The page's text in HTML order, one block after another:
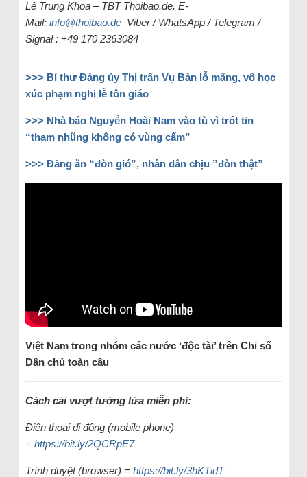
Lê Trung Khoa – TBT Thoibao.de. E-
Mail: info@thoibao.deViber / WhatsApp / Telegram /
Signal : +49 170 2363084
>>> Bí thư Đảng ủy Thị trấn Vụ Bản lỗ mãng, vô học
xúc phạm nghi lễ tôn giáo
>>> Nhà báo Nguyễn Hoài Nam vào tù vì trót tin
“tham nhũng không có vùng cấm”
>>> Đảng ăn “đòn gió”, nhân dân chịu ”đòn thật”
Việt Nam trong nhóm các nước ‘độc tài’ trên Chỉ số
Dân chủ toàn cầu
Cách cài vượt tường lửa miễn phí:
Điện thoại di động (mobile phone)
= https://bit.ly/2QCRpE7
Trình duyệt (browser) = https://bit.ly/3hKTidT